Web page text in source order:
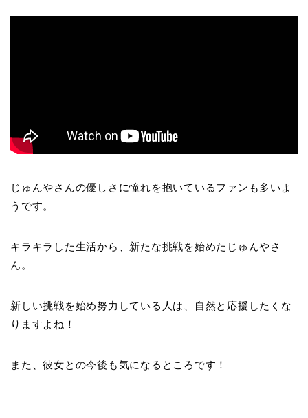
じゅんやさんの優しさに憧れを抱いているファンも多いよ
うです。
キラキラした生活から、新たな挑戦を始めたじゅんやさ
ん。
新しい挑戦を始め努力している人は、自然と応援したくな
りますよね！
また、彼女との今後も気になるところです！